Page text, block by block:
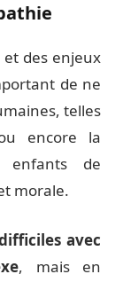
et des enjeux
de ne
telles
encore la
enfants de
morale.
avec
, mais en